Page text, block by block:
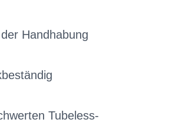
Handhabung
Tubeless-